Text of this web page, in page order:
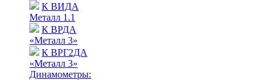
К ВИДА
Металл 1.1
К ВРДА
«Металл 3»
К ВРГ2ДА
«Металл 3»
Динамометры: